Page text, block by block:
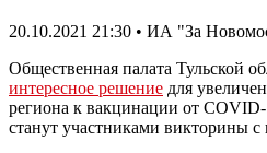
20.10.2021 21:30 • ИА "За
Общественная палата Тульской
интересное решение для
региона к вакцинации от
станут участниками викторины